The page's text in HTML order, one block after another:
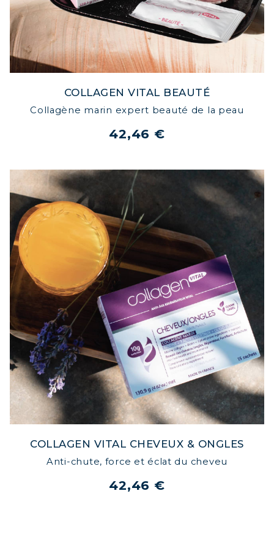
COLLAGEN VITAL BEAUTÉ
Collagène marin expert beauté de la peau
42,46 €
COLLAGEN VITAL CHEVEUX & ONGLES
Anti-chute, force et éclat du cheveu
42,46 €